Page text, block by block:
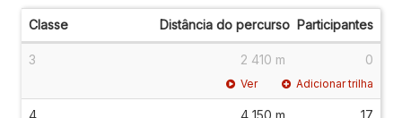
Classe Distância do percurso Participantes
3 2 410 m 0
Ver Adicionar trilha
4 4 150 m 17